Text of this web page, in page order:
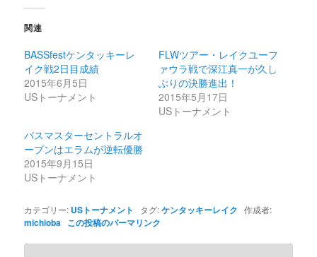
関連
BASSfestケンタッキーレ
イク戦2日目成績
2015年6月5日
USトーナメント
FLWツアー・レイクユーフ
ァウラ戦で深江真一が久し
ぶりの決勝進出！
2015年5月17日
USトーナメント
バスマスターセントラルオ
ープンはエラムが逆転優勝
2015年9月15日
USトーナメント
カテゴリー: USトーナメント タグ:ケンタッキーレイク 作成者:
michioba この投稿のパーマリンク